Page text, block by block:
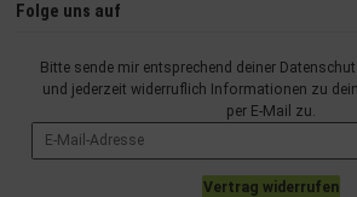
Folge uns auf
Bitte sende mir entsprechend deiner
und jederzeit widerruflich Informationen zu
per E-Mail zu.
Vertrag widerrufen